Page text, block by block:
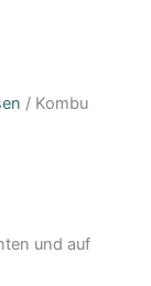
/ Kombu
und auf